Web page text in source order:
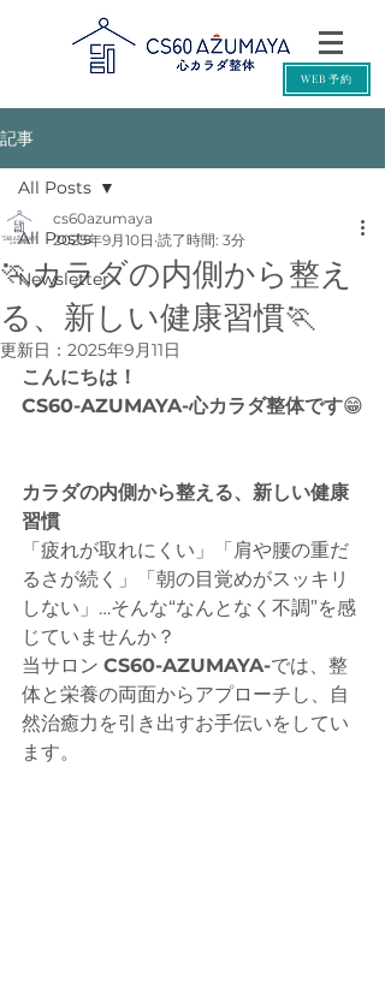
WEB予約
記事
All Posts
Newsletter
All Posts
🏃カラダの内側から整え
る、新しい健康習慣🏃
cs60azumaya
2025年9月10日 読了時間: 3分
更新日： 2025年9月11日
こんにちは！
CS60-AZUMAYA-心カラダ整体です😁
カラダの内側から整える、新しい健康
習慣
「疲れが取れにくい」「肩や腰の重だ
るさが続く」「朝の目覚めがスッキリ
しない」…そんな“なんとなく不調”を感
じていませんか？
当サロン CS60-AZUMAYA-では、整
体と栄養の両面からアプローチし、自
然治癒力を引き出すお手伝いをしてい
ます。